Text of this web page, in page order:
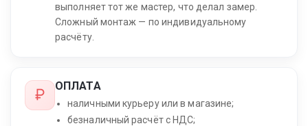
выполняет тот же мастер, что делал замер.
Сложный монтаж — по индивидуальному
расчёту.
ОПЛАТА
наличными курьеру или в магазине;
безналичный расчёт с НДС;